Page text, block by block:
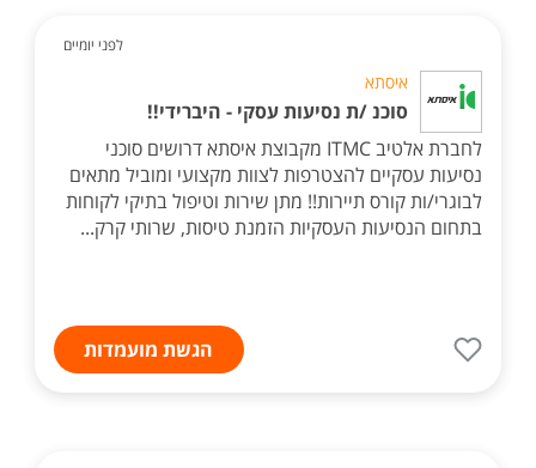
לפני יומיים
איסתא
סוכנ /ת נסיעות עסקי - היברידי!!
לחברת אלטיב ITMC מקבוצת איסתא דרושים סוכני
נסיעות עסקיים להצטרפות לצוות מקצועי ומוביל מתאים
לבוגרי/ות קורס תיירות!! מתן שירות וטיפול בתיקי לקוחות
בתחום הנסיעות העסקיות הזמנת טיסות, שרותי קרק...
הגשת מועמדות